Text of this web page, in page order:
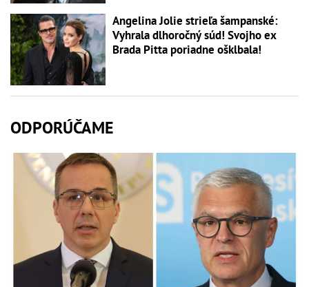
Angelina Jolie strieľa šampanské:
Vyhrala dlhoročný súd! Svojho ex
Brada Pitta poriadne ošklbala!
ODPORÚČAME